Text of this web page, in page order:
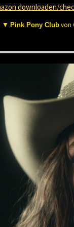
downloaden/
▼Pink Pony Club von